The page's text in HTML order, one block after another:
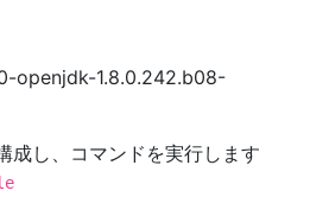
openjdk-1.8.0.242.b08-
成し、コマンドを実行します